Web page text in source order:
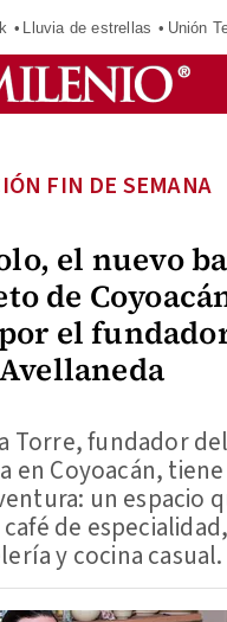
Lluvia de estrellas Unión
el nuevo
de
el
Avellaneda
FIN DE SEMANA
Torre, fundador
en Coyoacán,
un espacio
de especialidad,
y cocina casual.